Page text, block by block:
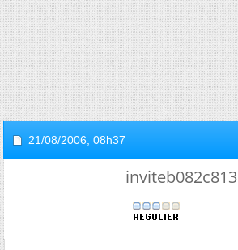
21/08/2006, 08h37
inviteb082c813